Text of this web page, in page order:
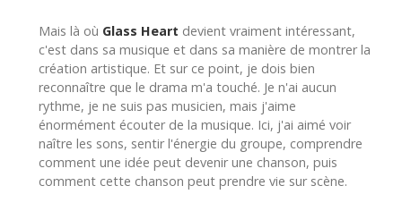
Mais là où Glass Heart devient vraiment intéressant,
c'est dans sa musique et dans sa manière de montrer la
création artistique. Et sur ce point, je dois bien
reconnaître que le drama m'a touché. Je n'ai aucun
rythme, je ne suis pas musicien, mais j'aime
énormément écouter de la musique. Ici, j'ai aimé voir
naître les sons, sentir l'énergie du groupe, comprendre
comment une idée peut devenir une chanson, puis
comment cette chanson peut prendre vie sur scène.